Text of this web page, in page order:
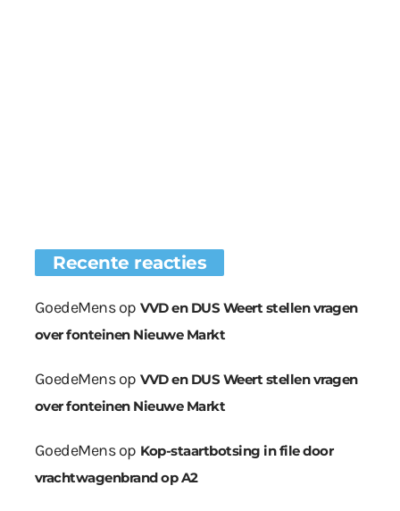
Recente reacties
GoedeMensop VVD en DUS Weert stellen vragen
over fonteinen Nieuwe Markt
GoedeMensop VVD en DUS Weert stellen vragen
over fonteinen Nieuwe Markt
GoedeMensop Kop-staartbotsing in file door
vrachtwagenbrand op A2